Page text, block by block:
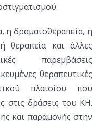
η δραματοθεραπεία, η
θεραπεία και άλλες
παρεμβάσεις
θεραπευτικές
πλαισίου που
στις δράσεις του ΚΗ.
και παραμονής στην